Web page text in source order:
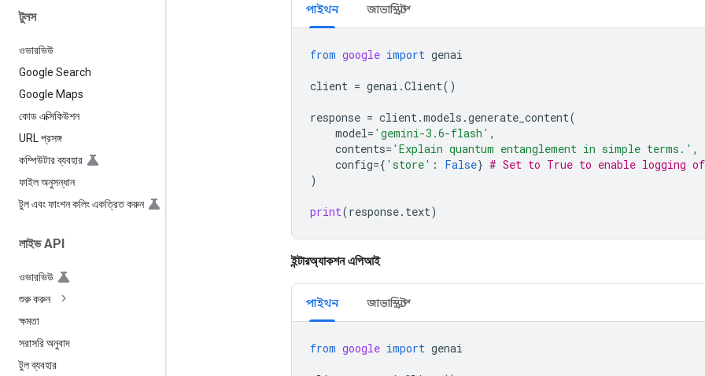
টুলস
ওভারভিউ
Google Search
Google Maps
কোড এক্সিকিউশন
URL প্রসঙ্গ
কম্পিউটার ব্যবহার
ফাইল অনুসন্ধান
টুল এবং ফাংশন কলিং একত্রিত করুন
লাইভ API
ওভারভিউ
শুরু করুন
ক্ষমতা
সরাসরি অনুবাদ
টুল ব্যবহার
পাইথন জাভাস্ক্রিপ্ট
from google import genai
client = genai .Client()
response = client.models .generate_content(
model= 'gemini-3.6-flash' ,
contents= 'Explain quantum entanglement in simple terms.' ,
config={ 'store' : False} # Set to True to enable logging
)
print(response. text)
ইন্টারঅ্যাকশন এপিআই
পাইথন জাভাস্ক্রিপ্ট
from google import genai